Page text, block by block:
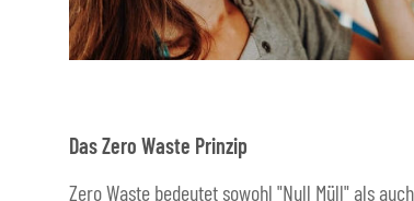
Das Zero Waste Prinzip
Zero Waste bedeutet sowohl "Null Müll" als